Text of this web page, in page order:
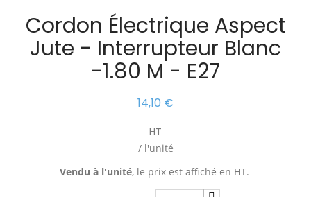
Cordon Électrique Aspect
Jute - Interrupteur Blanc
-1.80 M - E27
14,10 €
HT
/ l'unité
Vendu à l'unité, le prix est affiché en HT.